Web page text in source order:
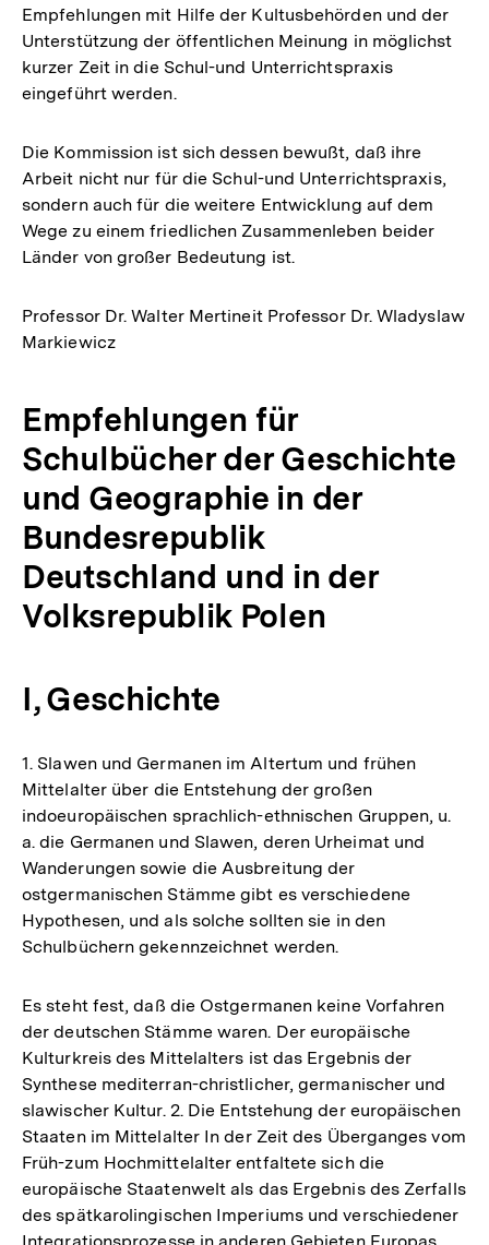
Empfehlungen mit Hilfe der Kultusbehörden und der
Unterstützung der öffentlichen Meinung in möglichst
kurzer Zeit in die Schul-und Unterrichtspraxis
eingeführt werden.
Die Kommission ist sich dessen bewußt, daß ihre
Arbeit nicht nur für die Schul-und Unterrichtspraxis,
sondern auch für die weitere Entwicklung auf dem
Wege zu einem friedlichen Zusammenleben beider
Länder von großer Bedeutung ist.
Professor Dr. Walter Mertineit Professor Dr. Wladyslaw
Markiewicz
Empfehlungen für
Schulbücher der Geschichte
und Geographie in der
Bundesrepublik
Deutschland und in der
Volksrepublik Polen
I, Geschichte
1. Slawen und Germanen im Altertum und frühen
Mittelalter über die Entstehung der großen
indoeuropäischen sprachlich-ethnischen Gruppen, u.
a. die Germanen und Slawen, deren Urheimat und
Wanderungen sowie die Ausbreitung der
ostgermanischen Stämme gibt es verschiedene
Hypothesen, und als solche sollten sie in den
Schulbüchern gekennzeichnet werden.
Es steht fest, daß die Ostgermanen keine Vorfahren
der deutschen Stämme waren. Der europäische
Kulturkreis des Mittelalters ist das Ergebnis der
Synthese mediterran-christlicher, germanischer und
slawischer Kultur. 2. Die Entstehung der europäischen
Staaten im Mittelalter In der Zeit des Überganges vom
Früh-zum Hochmittelalter entfaltete sich die
europäische Staatenwelt als das Ergebnis des Zerfalls
des spätkarolingischen Imperiums und verschiedener
Integrationsprozesse in anderen Gebieten Europas.